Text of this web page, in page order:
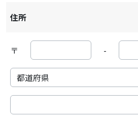
住所
〒 -